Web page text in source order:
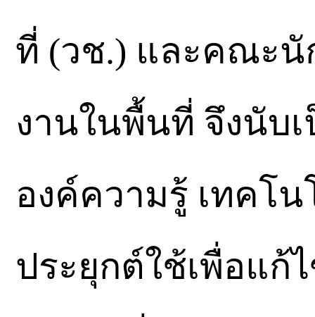
ที่ (วช.) และคณะนั
งานในพื้นที่ จึงนับ
องค์ความรู้ เทคโ
ประยุกต์ใช้เพื่อแก้